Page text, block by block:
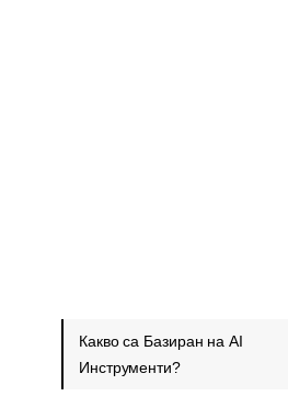
Какво са Базиран на AI
Инструменти?